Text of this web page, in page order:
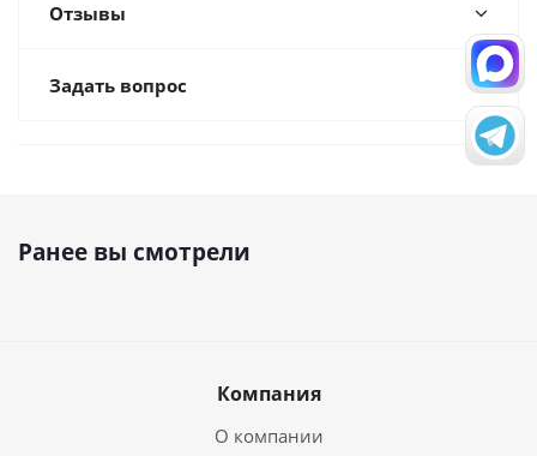
Отзывы
Задать вопрос
Ранее вы смотрели
Компания
О компании